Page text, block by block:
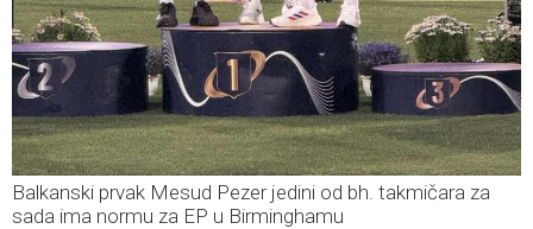
Balkanski prvak Mesud Pezer jedini od bh. takmičara za
sada ima normu za EP u Birminghamu